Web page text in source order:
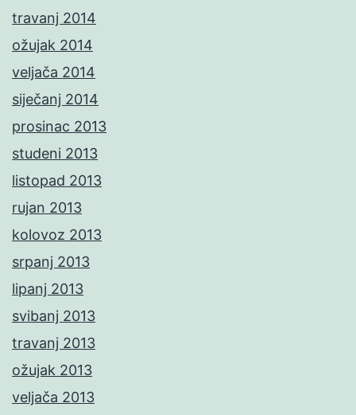
travanj 2014
ožujak 2014
veljača 2014
siječanj 2014
prosinac 2013
studeni 2013
listopad 2013
rujan 2013
kolovoz 2013
srpanj 2013
lipanj 2013
svibanj 2013
travanj 2013
ožujak 2013
veljača 2013